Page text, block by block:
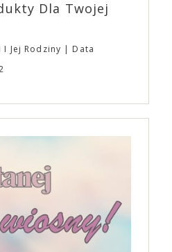
Dla Twojej
Jej Rodziny
Data